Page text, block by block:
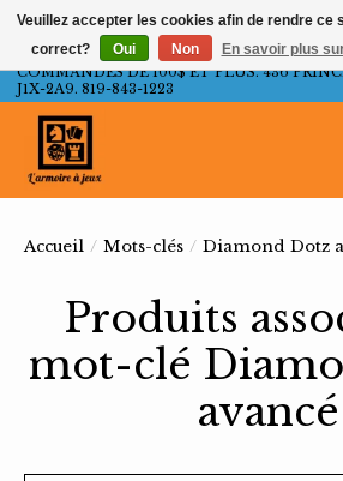
LIVRAISON GRATUITE AU QUÉBEC ET
COMMANDES DE 100$ ET PLUS. 436
J1X-2A9. 819-843-1223
Accueil / Mots-clés / Diamond Dotz
Produits
mot-clé
avancé
Veuillez accepter les cookies afin de rendre ce
correct?
Oui Non En savoir plus